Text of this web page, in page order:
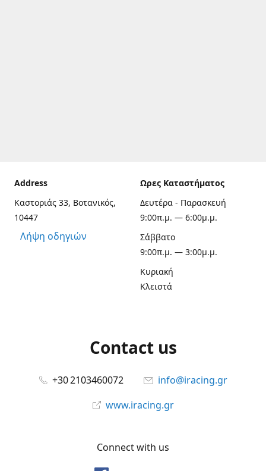
Address
Καστοριάς 33, Βοτανικός,
10447
Λήψη οδηγιών
Ωρες Καταστήματος
Δευτέρα - Παρασκευή
9:00π.μ. — 6:00μ.μ.
Σάββατο
9:00π.μ. — 3:00μ.μ.
Κυριακή
Κλειστά
Contact us
+30 2103460072
info@iracing.gr
www.iracing.gr
Connect with us